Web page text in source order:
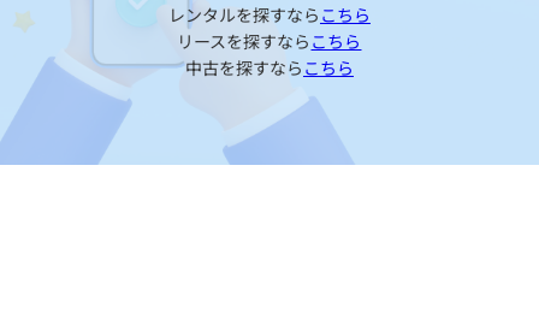
レンタルを探すなら こちら
リースを探すなら こちら
中古を探すなら こちら